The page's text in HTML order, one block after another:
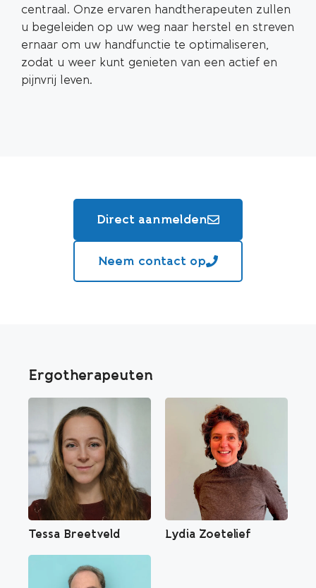
centraal. Onze ervaren handtherapeuten zullen
u begeleiden op uw weg naar herstel en streven
ernaar om uw handfunctie te optimaliseren,
zodat u weer kunt genieten van een actief en
pijnvrij leven.
Direct aanmelden
Neem contact op
Ergotherapeuten
Tessa Breetveld Lydia Zoetelief